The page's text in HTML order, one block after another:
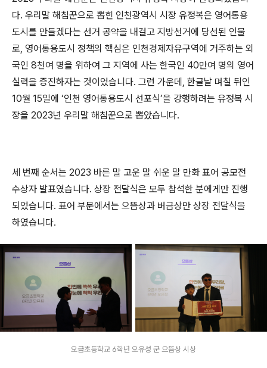
다. 우리말 해침꾼으로 뽑힌 인천광역시 시장 유정복은 영어통용
도시를 만들겠다는 선거 공약을 내걸고 지방선거에 당선된 인물
로, 영어통용도시 정책의 핵심은 인천경제자유구역에 거주하는 외
국인 8천여 명을 위하여 그 지역에 사는 한국인 40만여 명의 영어
실력을 증진하자는 것이었습니다. 그런 가운데
한글날 며칠 뒤인
10월 15일에 ‘인천 영어통용도시 선포식’을 강행하려는 유정복 시
장을 2023년 우리말 해침꾼으로 뽑았습니다.
세 번째 순서는 2023 바른 말 고운 말 쉬운 말 만화 표어 공모전
수상자 발표였습니다. 상장 전달식은 모두 참석한 분에게만 진행
되었습니다. 표어 부문에서는 으뜸상과 버금상만 상장 전달식을
하였습니다.
오금초등학교 6학년 오유성 군 으뜸상 시상